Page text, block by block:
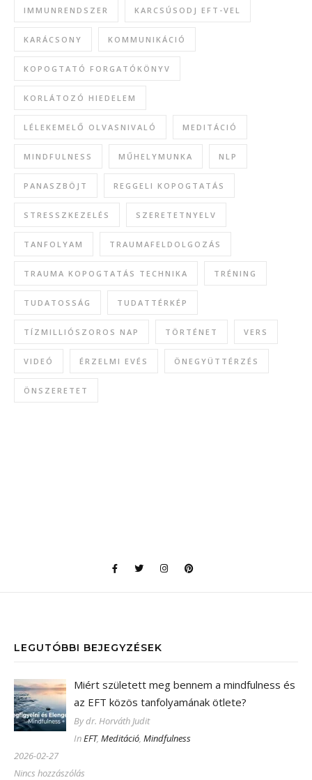
IMMUNRENDSZER KARCSÚSODJ EFT-VEL
KARÁCSONY KOMMUNIKÁCIÓ
KOPOGTATÓ FORGATÓKÖNYV
KORLÁTOZÓ HIEDELEM
LÉLEKEMELŐ OLVASNIVALÓ MEDITÁCIÓ
MINDFULNESS MŰHELYMUNKA NLP
PANASZBÖJT REGGELI KOPOGTATÁS
STRESSZKEZELÉS SZERETETNYELV
TANFOLYAM TRAUMAFELDOLGOZÁS
TRAUMA KOPOGTATÁS TECHNIKA TRÉNING
TUDATOSSÁG TUDATTÉRKÉP
TÍZMILLIÓSZOROS NAP TÖRTÉNET VERS
VIDEÓ ÉRZELMI EVÉS ÖNEGYÜTTÉRZÉS
ÖNSZERETET
LEGUTÓBBI BEJEGYZÉSEK
Miért született meg bennem a mindfulness és
az EFT közös tanfolyamának ötlete?
By dr. Horváth Judit
InEFT,Meditáció,Mindfulness
2026-02-27
Nincs hozzászólás